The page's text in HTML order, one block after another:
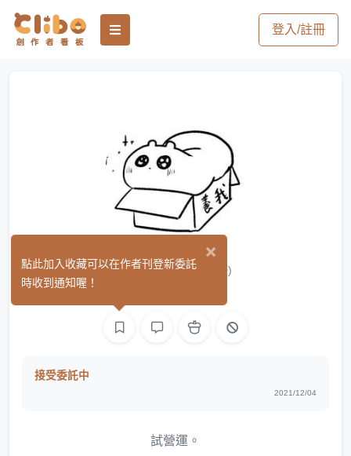
登入/註冊
MC吃年糕 (0)
接受委託中
2021/12/04
試營運。
×
點此加入收藏可以在作者刊登新委託
時收到通知喔！